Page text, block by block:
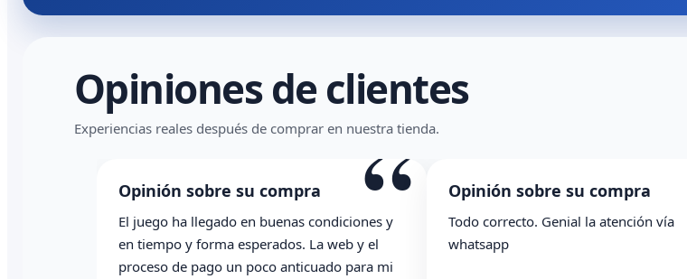
Opiniones de clientes
Experiencias reales después de comprar en nuestra tienda.
“
Opinión sobre su compra
El juego ha llegado en buenas condiciones y
en tiempo y forma esperados. La web y el
proceso de pago un poco anticuado para mi
Opinión sobre su compra
Todo correcto. Genial la atención vía
whatsapp